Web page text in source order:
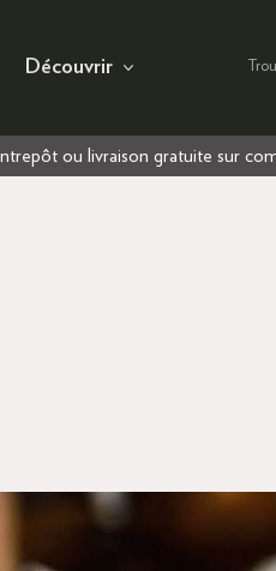
Découvrir
ou livraison gratuite sur